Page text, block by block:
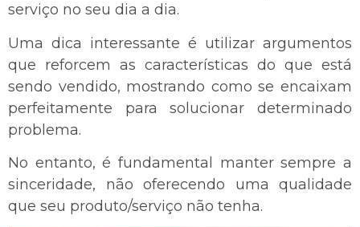
serviço no seu dia a dia.
Uma dica interessante é utilizar argumentos
que reforcem as características do que está
sendo vendido, mostrando como se encaixam
perfeitamente para solucionar determinado
problema.
No entanto, é fundamental manter sempre a
sinceridade, não oferecendo uma qualidade
que seu produto/serviço não tenha.